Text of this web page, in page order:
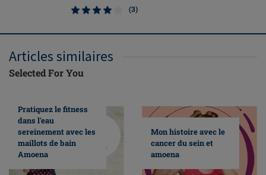
(3)
Articles similaires
Selected For You
Pratiquez le fitness
dans l'eau
sereinement avec les
maillots de bain
Amoena
Mon histoire avec le
cancer du sein et
amoena